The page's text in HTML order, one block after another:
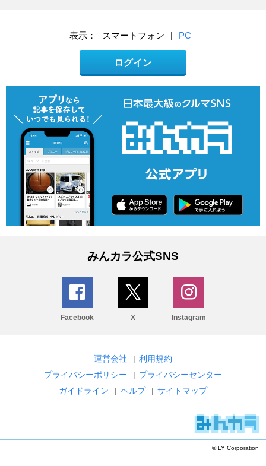
表示： スマートフォン | PC
ログイン
みんカラ公式SNS
Facebook X Instagram
運営会社 | 利用規約
プライバシーポリシー
| プライバシーセンター
ガイドライン
| ヘルプ | サイトマップ
© LY Corporation